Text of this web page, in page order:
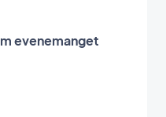
evenemanget